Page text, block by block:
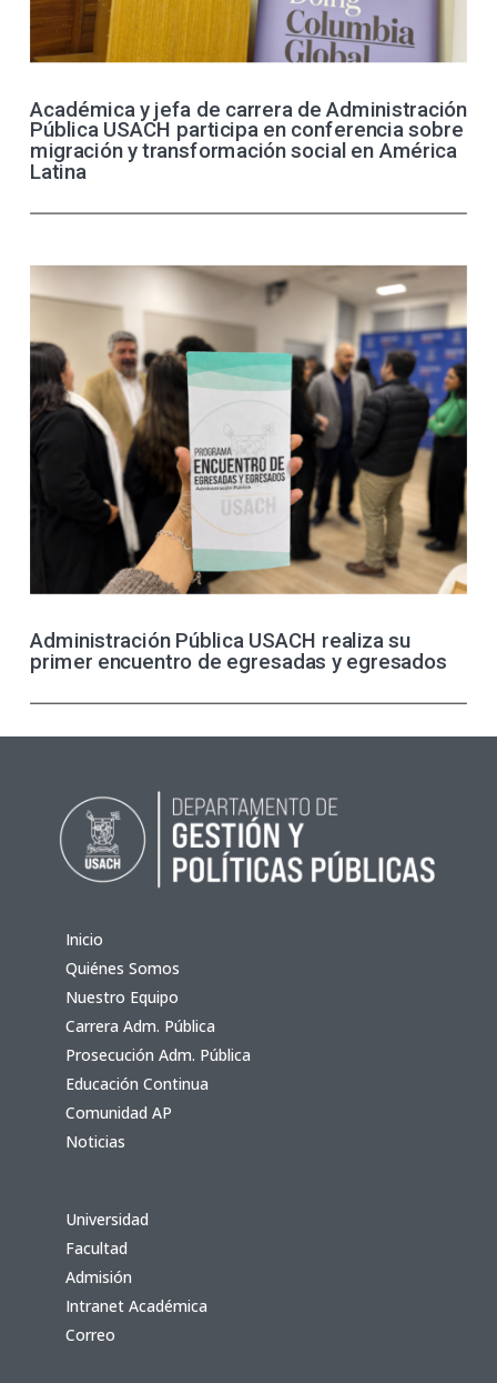
Académica y jefa de carrera de Administración
Pública USACH participa en conferencia sobre
migración y transformación social en América
Latina
Administración Pública USACH realiza su
primer encuentro de egresadas y egresados
Inicio
Quiénes Somos
Nuestro Equipo
Carrera Adm. Pública
Prosecución Adm. Pública
Educación Continua
Comunidad AP
Noticias
Universidad
Facultad
Admisión
Intranet Académica
Correo